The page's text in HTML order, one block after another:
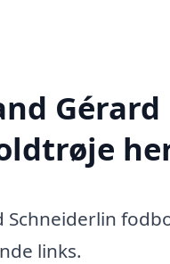
Gérard
Schneiderlin
links.